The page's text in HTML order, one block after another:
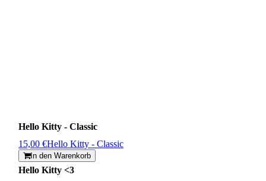
Hello Kitty - Classic
15,00 €Hello Kitty - Classic
In den Warenkorb
Hello Kitty <3